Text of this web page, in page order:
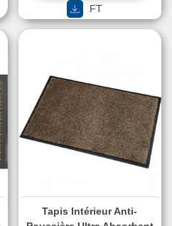
FT
Tapis Intérieur Anti-